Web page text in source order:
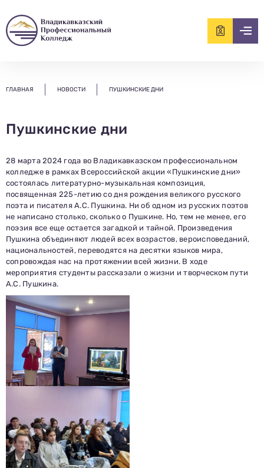
ГЛАВНАЯ НОВОСТИ ПУШКИНСКИЕ ДНИ
Пушкинские дни
28 марта 2024 года во Владикавказском профессиональном
колледже в рамках Всероссийской акции «Пушкинские дни»
состоялась литературно-музыкальная композиция,
посвященная 225-летию со дня рождения великого русского
поэта и писателя А.С. Пушкина. Ни об одном из русских поэтов
не написано столько, сколько о Пушкине. Но, тем не менее, его
поэзия все еще остается загадкой и тайной. Произведения
Пушкина объединяют людей всех возрастов, вероисповеданий,
национальностей, переводятся на десятки языков мира,
сопровождая нас на протяжении всей жизни. В ходе
мероприятия студенты рассказали о жизни и творческом пути
А.С. Пушкина.
Имя
Телефон
Почта
Нажимая кнопку «Отправить», я даю согласие на обработку моих персональных
данных в соответствии с Федеральным законом от 27.07.2006 № 152-ФЗ «О
персональных данных», на условиях и для целей, определенных в
отношении обработки персональных данных.
Заполни данные о себе и отправь заявку.
В течение 15-20 минут с вами свяжется специалист
приемной комиссии, ответит на все вопросы и поможет
подобрать интересующую программу обучения.
СНИЛС — подать документы можно онлайн или очно.